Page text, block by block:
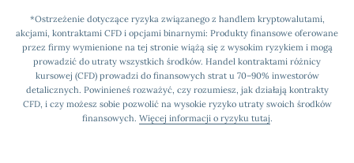
*Ostrzeżenie dotyczące ryzyka związanego z handlem kryptowalutami,
akcjami, kontraktami CFD i opcjami binarnymi: Produkty finansowe oferowane
przez firmy wymienione na tej stronie wiążą się z wysokim ryzykiem i mogą
prowadzić do utraty wszystkich środków. Handel kontraktami różnicy
kursowej (CFD) prowadzi do finansowych strat u 70–90% inwestorów
detalicznych. Powinieneś rozważyć, czy rozumiesz, jak działają kontrakty
CFD, i czy możesz sobie pozwolić na wysokie ryzyko utraty swoich środków
finansowych. Więcej informacji o ryzyku tutaj.